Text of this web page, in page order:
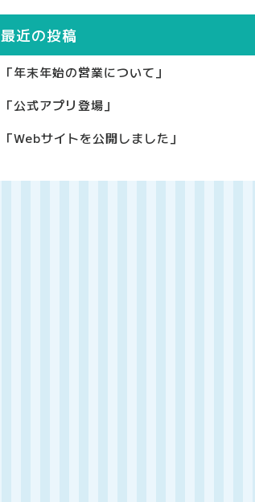
最近の投稿
「年末年始の営業について」
「公式アプリ登場」
「Webサイトを公開しました」